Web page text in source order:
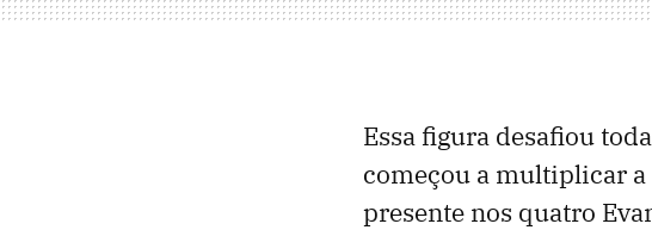
Essa figura desafiou
começou a multiplicar
presente nos quatro